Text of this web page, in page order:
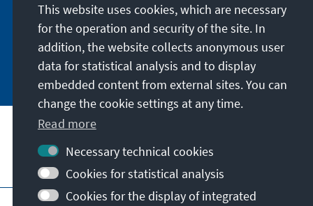
German or have the print version sent to you in
German or English.
Jetzt abonnieren
Visit also
This website uses cookies, which are necessary
for the operation and security of the site. In
addition, the website collects anonymous user
data for statistical analysis and to display
embedded content from external sites. You can
change the cookie settings at any time.
Read more
Necessary technical cookies
Cookies for statistical analysis
Cookies for the display of integrated